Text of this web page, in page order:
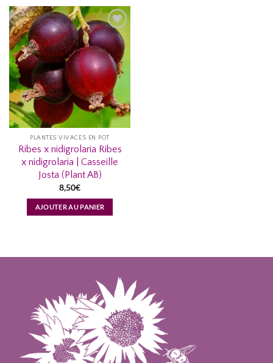
AJOUTER
À MA
LISTE
D’ENVIES...
PLANTES VIVACES EN POT
Ribes x nidigrolaria Ribes
x nidigrolaria | Casseille
Josta (Plant AB)
8,50€
AJOUTER AU PANIER